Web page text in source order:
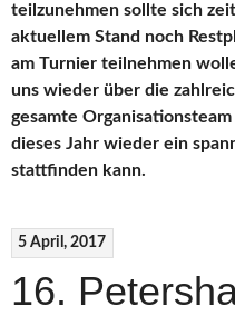
teilzunehmen sollte sich
aktuellem Stand noch
am Turnier teilnehmen
uns wieder über die
gesamte
dieses Jahr wieder ein
stattfinden kann.
5 April, 2017
16.